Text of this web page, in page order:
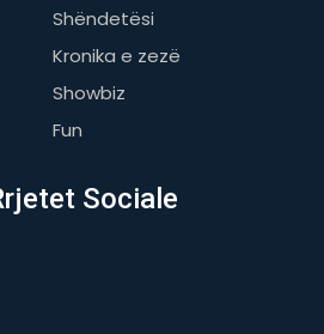
Shëndetësi
Kronika e zezë
Showbiz
Fun
Sociale